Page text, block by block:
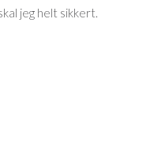
jeg helt sikkert.